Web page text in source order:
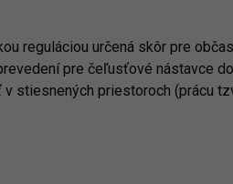
reguláciou určená skôr pre
pre čeľusťové nástavce do
stiesnených priestoroch (prácu